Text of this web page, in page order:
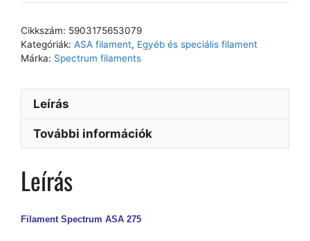
Cikkszám: 5903175653079
Kategóriák: ASA filament, Egyéb és speciális filament
Márka: Spectrum filaments
Leírás
További információk
Leírás
Filament Spectrum ASA 275